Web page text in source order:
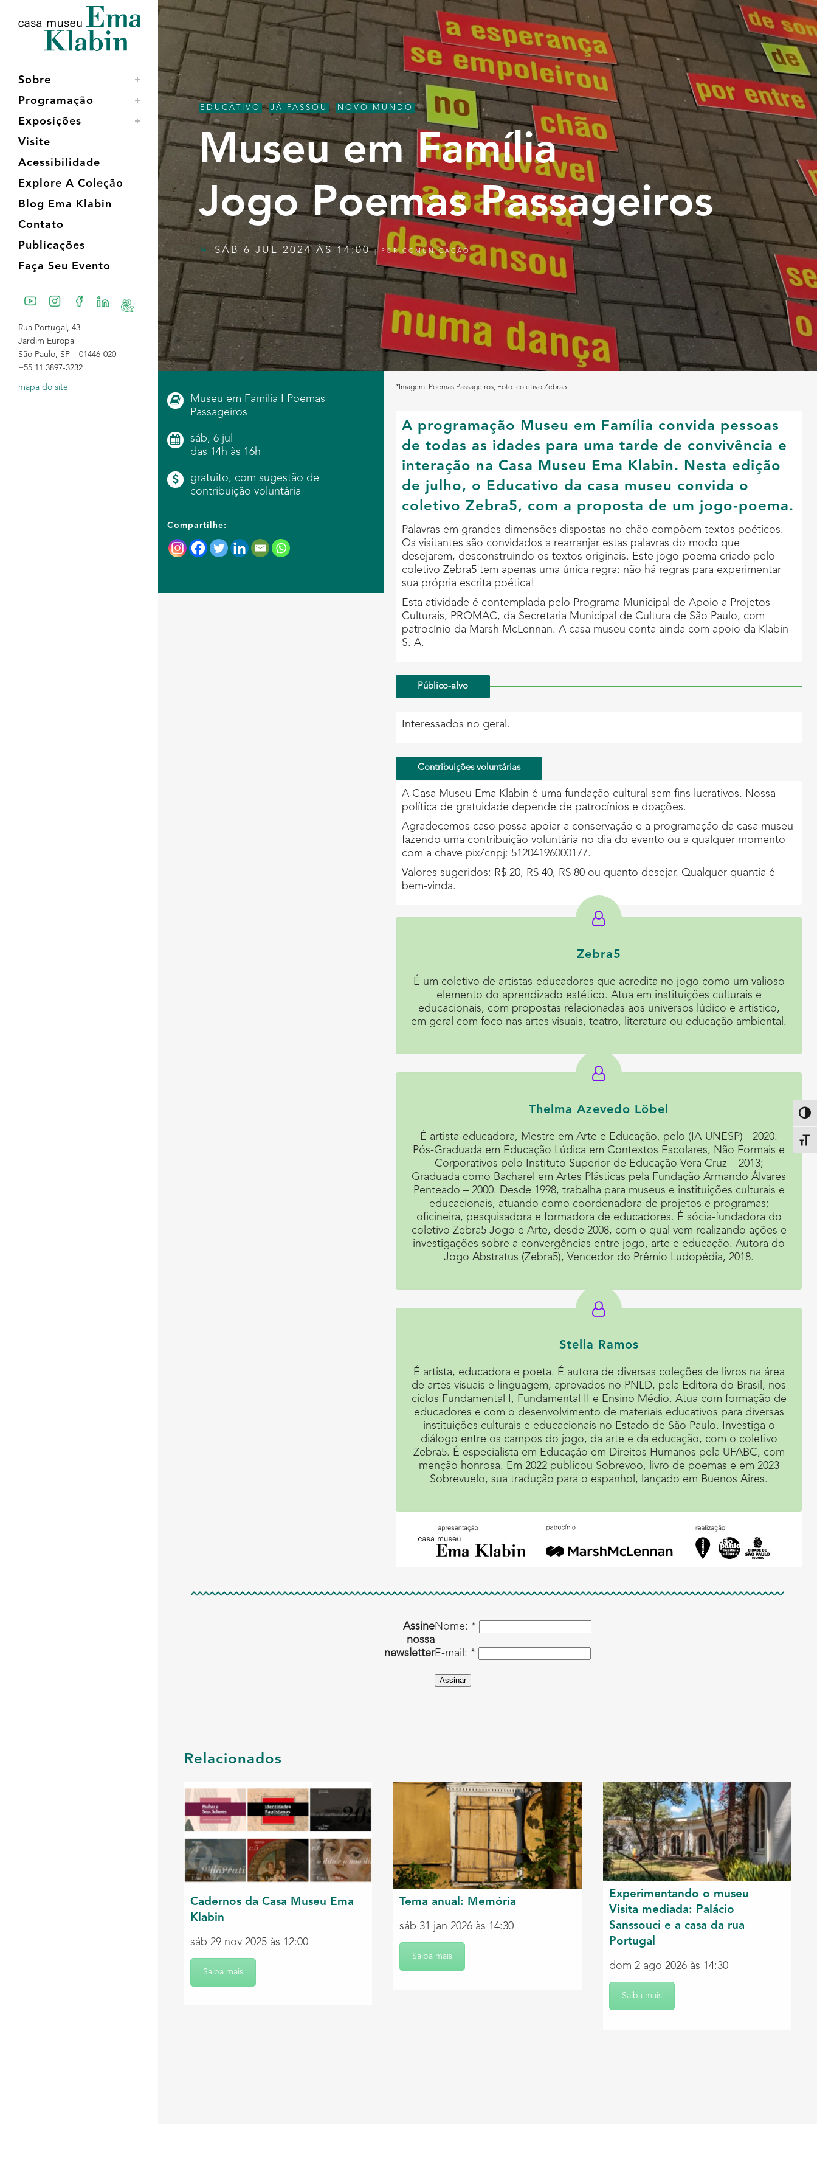
conteúdo
navegação
Sobre
Programação
Exposições
Visite
Acessibilidade
Explore A Coleção
Blog Ema Klabin
Contato
Publicações
Faça Seu Evento
Rua Portugal, 43
Jardim Europa
São Paulo, SP – 01446-020
+55 11 3897-3232
mapa do site
EDUCATIVO ,JÁ PASSOU , NOVO MUNDO
Museu em Família
Jogo Poemas Passageiros
SÁB 6 JUL 2024 ÀS 14:00| PORCOMUNICAÇÃO
Museu em Família I Poemas
Passageiros
sáb, 6 jul
das 14h às 16h
gratuito, com sugestão de
contribuição voluntária
Compartilhe:
*Imagem: Poemas Passageiros, Foto: coletivo Zebra5.
A programação Museu em Família convida pessoas
de todas as idades para uma tarde de convivência e
interação na Casa Museu Ema Klabin. Nesta edição
de julho, o Educativo da casa museu convida o
coletivo Zebra5, com a proposta de um jogo-poema.
Palavras em grandes dimensões dispostas no chão compõem textos poéticos.
Os visitantes são convidados a rearranjar estas palavras do modo que
desejarem, desconstruindo os textos originais. Este jogo-poema criado pelo
coletivo Zebra5 tem apenas uma única regra: não há regras para experimentar
sua própria escrita poética!
Esta atividade é contemplada pelo Programa Municipal de Apoio a Projetos
Culturais, PROMAC, da Secretaria Municipal de Cultura de São Paulo, com
patrocínio da Marsh McLennan. A casa museu conta ainda com apoio da Klabin
S. A.
Público-alvo
Interessados no geral.
Contribuições voluntárias
A Casa Museu Ema Klabin é uma fundação cultural sem fins lucrativos. Nossa
política de gratuidade depende de patrocínios e doações.
Agradecemos caso possa apoiar a conservação e a programação da casa museu
fazendo uma contribuição voluntária no dia do evento ou a qualquer momento
com a chave pix/cnpj: 51204196000177.
Valores sugeridos: R$ 20, R$ 40, R$ 80 ou quanto desejar. Qualquer quantia é
bem-vinda.
Zebra5
É um coletivo de artistas-educadores que acredita no jogo como um valioso
elemento do aprendizado estético. Atua em instituições culturais e
educacionais, com propostas relacionadas aos universos lúdico e artístico,
em geral com foco nas artes visuais, teatro, literatura ou educação ambiental.
Thelma Azevedo Löbel
É artista-educadora, Mestre em Arte e Educação, pelo (IA-UNESP) - 2020.
Pós-Graduada em Educação Lúdica em Contextos Escolares, Não Formais e
Corporativos pelo Instituto Superior de Educação Vera Cruz – 2013;
Graduada como Bacharel em Artes Plásticas pela Fundação Armando Álvares
Penteado – 2000. Desde 1998, trabalha para museus e instituições culturais e
educacionais, atuando como coordenadora de projetos e programas;
oficineira, pesquisadora e formadora de educadores. É sócia-fundadora do
coletivo Zebra5 Jogo e Arte, desde 2008, com o qual vem realizando ações e
investigações sobre a convergências entre jogo, arte e educação. Autora do
Jogo Abstratus (Zebra5), Vencedor do Prêmio Ludopédia, 2018.
Stella Ramos
É artista, educadora e poeta. É autora de diversas coleções de livros na área
de artes visuais e linguagem, aprovados no PNLD, pela Editora do Brasil, nos
ciclos Fundamental I, Fundamental II e Ensino Médio. Atua com formação de
educadores e com o desenvolvimento de materiais educativos para diversas
instituições culturais e educacionais no Estado de São Paulo. Investiga o
diálogo entre os campos do jogo, da arte e da educação, com o coletivo
Zebra5. É especialista em Educação em Direitos Humanos pela UFABC, com
menção honrosa. Em 2022 publicou Sobrevoo, livro de poemas e em 2023
Sobrevuelo, sua tradução para o espanhol, lançado em Buenos Aires.
Assine
nossa
newsletter
Nome: *
E-mail: *
Assinar
Relacionados
Cadernos da Casa Museu Ema
Klabin
sáb 29 nov 2025 às 12:00
Saiba mais
Tema anual: Memória
sáb 31 jan 2026 às 14:30
Saiba mais
Experimentando o museu
Visita mediada: Palácio
Sanssouci e a casa da rua
Portugal
dom 2 ago 2026 às 14:30
Saiba mais